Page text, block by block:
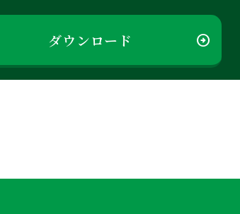
ダウンロード